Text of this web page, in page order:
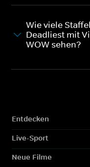
Wie viele
Deadliest mit
WOW sehen?
Entdecken
Live-Sport
Neue Filme